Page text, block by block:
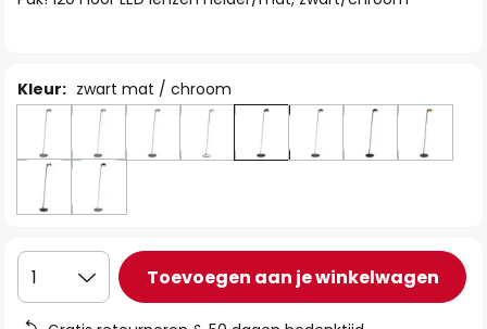
Kleur: zwart mat / chroom
1 Toevoegen aan je winkelwagen